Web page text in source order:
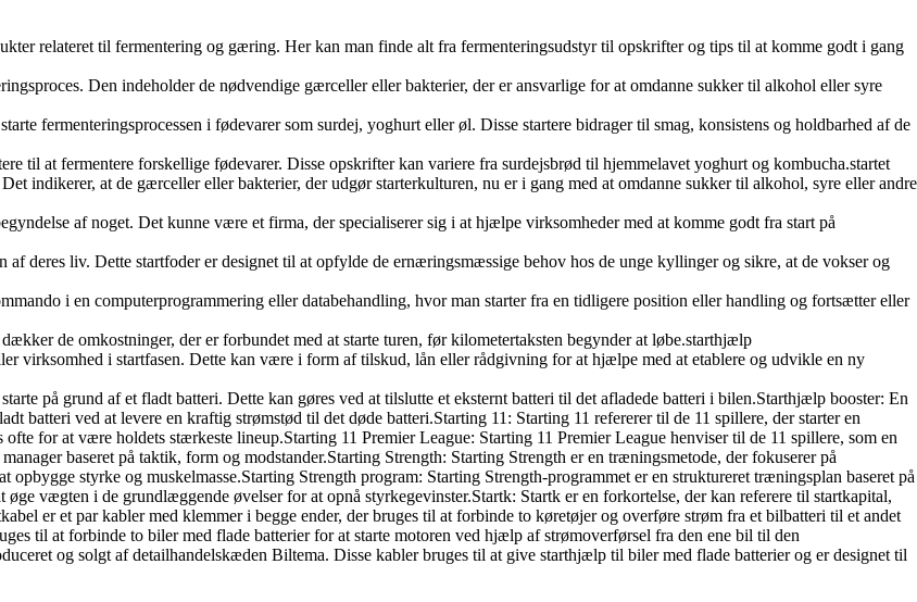
relateret til fermentering og gæring. Her kan man finde alt fra fermenteringsudstyr til opskrifter og tips til at komme godt i gang
Den indeholder de nødvendige gærceller eller bakterier, der er ansvarlige for at omdanne sukker til alkohol eller syre
fermenteringsprocessen i fødevarer som surdej, yoghurt eller øl. Disse startere bidrager til smag, konsistens og holdbarhed af de
til at fermentere forskellige fødevarer. Disse opskrifter kan variere fra surdejsbrød til hjemmelavet yoghurt og kombucha.startet
indikerer, at de gærceller eller bakterier, der udgør starterkulturen, nu er i gang med at omdanne sukker til alkohol, syre eller andre
af noget. Det kunne være et firma, der specialiserer sig i at hjælpe virksomheder med at komme godt fra start på
deres liv. Dette startfoder er designet til at opfylde de ernæringsmæssige behov hos de unge kyllinger og sikre, at de vokser og
i en computerprogrammering eller databehandling, hvor man starter fra en tidligere position eller handling og fortsætter eller
de omkostninger, der er forbundet med at starte turen, før kilometertaksten begynder at løbe.starthjælp
virksomhed i startfasen. Dette kan være i form af tilskud, lån eller rådgivning for at hjælpe med at etablere og udvikle en ny
på grund af et fladt batteri. Dette kan gøres ved at tilslutte et eksternt batteri til det afladede batteri i bilen.Starthjælp booster: En
batteri ved at levere en kraftig strømstød til det døde batteri.Starting 11: Starting 11 refererer til de 11 spillere, der starter en
for at være holdets stærkeste lineup.Starting 11 Premier League: Starting 11 Premier League henviser til de 11 spillere, som en
baseret på taktik, form og modstander.Starting Strength: Starting Strength er en træningsmetode, der fokuserer på
styrke og muskelmasse.Starting Strength program: Starting Strength-programmet er en struktureret træningsplan baseret på
vægten i de grundlæggende øvelser for at opnå styrkegevinster.Startk: Startk er en forkortelse, der kan referere til startkapital,
er et par kabler med klemmer i begge ender, der bruges til at forbinde to køretøjer og overføre strøm fra et bilbatteri til et andet
til at forbinde to biler med flade batterier for at starte motoren ved hjælp af strømoverførsel fra den ene bil til den
og solgt af detailhandelskæden Biltema. Disse kabler bruges til at give starthjælp til biler med flade batterier og er designet til